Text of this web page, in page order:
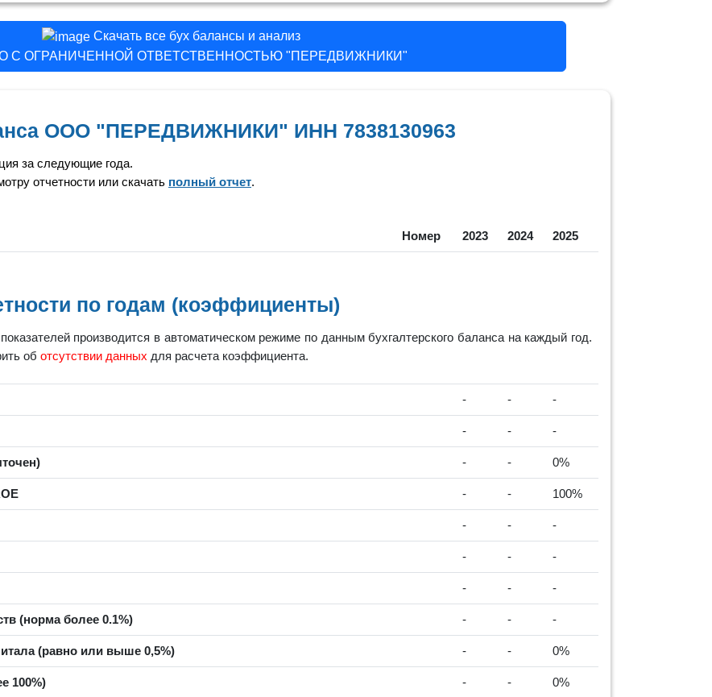
Скачать все бух балансы и анализ
С ОГРАНИЧЕННОЙ ОТВЕТСТВЕННОСТЬЮ "ПЕРЕДВИЖНИКИ"
ООО "ПЕРЕДВИЖНИКИ" ИНН 7838130963
за следующие года.
отчетности или скачать полный отчет.
Номер
2023 2024 2025
по годам (коэффициенты)
производится в автоматическом режиме по данным бухгалтерского баланса на каждый год.
об отсутствии данных для расчета коэффициента.
- - -
- - -
- - 0%
- - 100%
- - -
- - -
- - -
(норма более 0.1%) - - -
(равно или выше 0,5%) - - 0%
100%) - - 0%